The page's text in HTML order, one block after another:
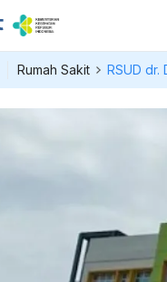
Rumah Sakit